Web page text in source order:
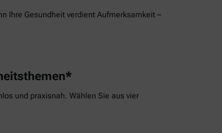
Ihre Gesundheit verdient Aufmerksamkeit –
und praxisnah. Wählen Sie aus vier